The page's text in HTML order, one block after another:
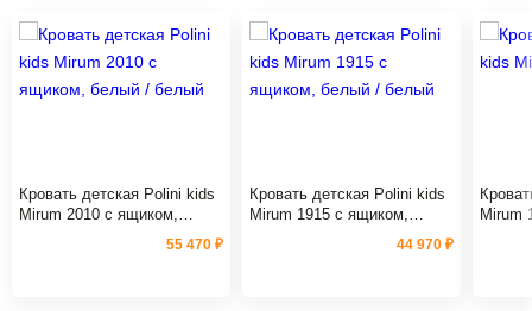
Кровать детская Polini kids
Mirum 2010 c ящиком,
55 470 ₽
Кровать детская Polini kids
Mirum 1915 c ящиком,
44 970 ₽
Mirum